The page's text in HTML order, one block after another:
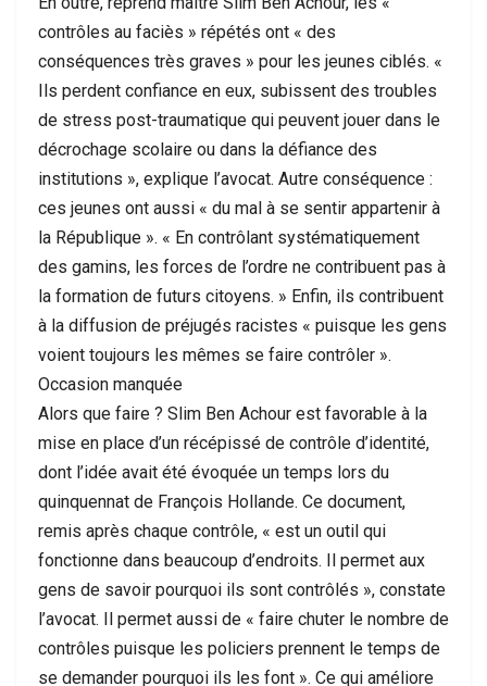
contrôles au faciès » répétés ont « des
conséquences très graves » pour les jeunes ciblés. «
Ils perdent confiance en eux, subissent des troubles
de stress post-traumatique qui peuvent jouer dans le
décrochage scolaire ou dans la défiance des
institutions », explique l’avocat. Autre conséquence :
ces jeunes ont aussi « du mal à se sentir appartenir à
la République ». « En contrôlant systématiquement
des gamins, les forces de l’ordre ne contribuent pas à
la formation de futurs citoyens. » Enfin, ils contribuent
à la diffusion de préjugés racistes « puisque les gens
voient toujours les mêmes se faire contrôler ».
Occasion manquée
Alors que faire ? Slim Ben Achour est favorable à la
mise en place d’un récépissé de contrôle d’identité,
dont l’idée avait été évoquée un temps lors du
quinquennat de François Hollande. Ce document,
remis après chaque contrôle, « est un outil qui
fonctionne dans beaucoup d’endroits. Il permet aux
gens de savoir pourquoi ils sont contrôlés », constate
l’avocat. Il permet aussi de « faire chuter le nombre de
contrôles puisque les policiers prennent le temps de
se demander pourquoi ils les font ». Ce qui améliore